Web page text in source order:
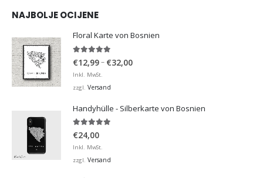
NAJBOLJE OCIJENE
Floral Karte von Bosnien
5.00von 5
€12,99– €32,00Preisspanne:
Inkl. MwSt.
zzgl. Versand
Handyhülle - Silberkarte von Bosnien
5.00von 5
€24,00
Inkl. MwSt.
zzgl. Versand